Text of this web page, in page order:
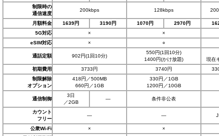
制限時の
通信速度
200kbps 128kbps
月額料金 1639円 3190円 1070円 2970円
5G対応
×
×
eSIM対応
× ○
通話定額 902円(1回10分)
550円(1回10分)
1400円(かけ放題)
現在
初期費用
3733円 3740円
制限解除
オプション
418円／500MB
660円／1GB
330円／1GB
1200円／10GB
通信制御
3日
／2GB
― 条件非公表
カウント
フリー
― ―
公衆Wi-Fi ×
×